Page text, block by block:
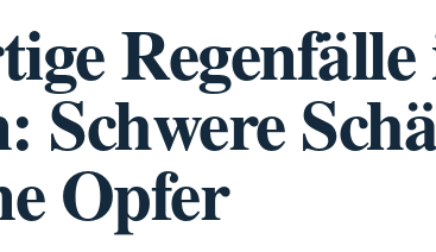
Schwere
Opfer